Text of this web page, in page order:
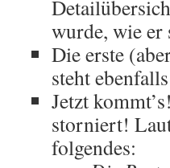
wurde, wie er
Die erste
steht
Jetzt
storniert!
folgendes: